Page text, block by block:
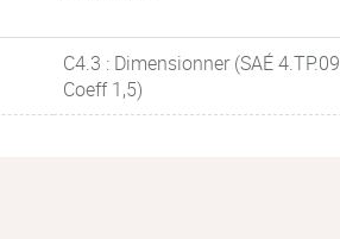
C4.3 : Dimensionner (SAÉ 4.TP.09
Coeff 1,5)